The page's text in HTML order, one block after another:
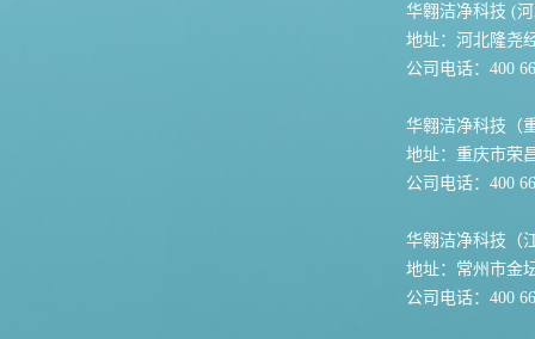
华翱洁净科技 (
地址：河北隆尧
公司电话：400
华翱洁净科技（
地址：重庆市荣
公司电话：400
华翱洁净科技（
地址：常州市金
公司电话：400